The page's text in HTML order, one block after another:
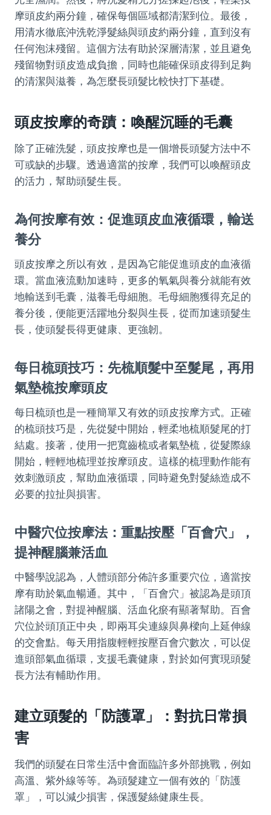
摩頭皮約兩分鐘，確保每個區域都清潔到位。最後，
用清水徹底沖洗乾淨髮絲與頭皮約兩分鐘，直到沒有
任何泡沫殘留。這個方法有助於深層清潔，並且避免
殘留物對頭皮造成負擔，同時也能確保頭皮得到足夠
的清潔與滋養，為怎麼長頭髮比較快打下基礎。
頭皮按摩的奇蹟：喚醒沉睡的毛囊
除了正確洗髮，頭皮按摩也是一個增長頭髮方法中不
可或缺的步驟。透過適當的按摩，我們可以喚醒頭皮
的活力，幫助頭髮生長。
為何按摩有效：促進頭皮血液循環，輸送
養分
頭皮按摩之所以有效，是因為它能促進頭皮的血液循
環。當血液流動加速時，更多的氧氣與養分就能有效
地輸送到毛囊，滋養毛母細胞。毛母細胞獲得充足的
養分後，便能更活躍地分裂與生長，從而加速頭髮生
長，使頭髮長得更健康、更強韌。
每日梳頭技巧：先梳順髮中至髮尾，再用
氣墊梳按摩頭皮
每日梳頭也是一種簡單又有效的頭皮按摩方式。正確
的梳頭技巧是，先從髮中開始，輕柔地梳順髮尾的打
結處。接著，使用一把寬齒梳或者氣墊梳，從髮際線
開始，輕輕地梳理並按摩頭皮。這樣的梳理動作能有
效刺激頭皮，幫助血液循環，同時避免對髮絲造成不
必要的拉扯與損害。
中醫穴位按摩法：重點按壓「百會穴」，
提神醒腦兼活血
中醫學說認為，人體頭部分佈許多重要穴位，適當按
摩有助於氣血暢通。其中，「百會穴」被認為是頭頂
諸陽之會，對提神醒腦、活血化瘀有顯著幫助。百會
穴位於頭頂正中央，即兩耳尖連線與鼻樑向上延伸線
的交會點。每天用指腹輕輕按壓百會穴數次，可以促
進頭部氣血循環，支援毛囊健康，對於如何實現頭髮
長方法有輔助作用。
建立頭髮的「防護罩」：對抗日常損
害
我們的頭髮在日常生活中會面臨許多外部挑戰，例如
高溫、紫外線等等。為頭髮建立一個有效的「防護
罩」，可以減少損害，保護髮絲健康生長。